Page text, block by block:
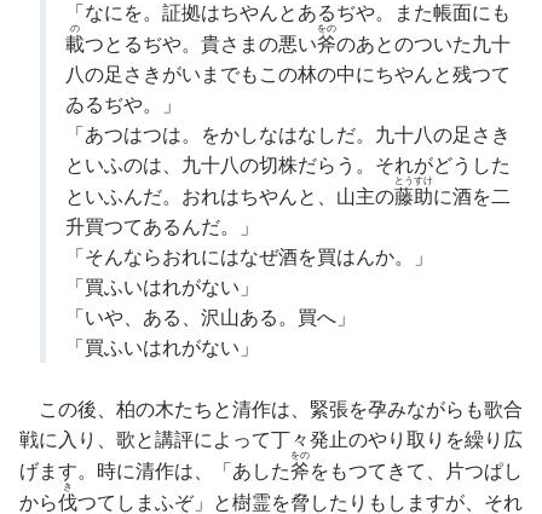
「なにを。証拠はちやんとあるぢや。また帳面にも
載
の
つとるぢや。貴さまの悪い斧
をの
のあとのついた九十
八の足さきがいまでもこの林の中にちやんと残つて
ゐるぢや。」
「あつはつは。をかしなはなしだ。九十八の足さき
といふのは、九十八の切株だらう。それがどうした
といふんだ。おれはちやんと、山主の藤助
とうすけ
に酒を二
升買つてあるんだ。」
「そんならおれにはなぜ酒を買はんか。」
「買ふいはれがない」
「いや、ある、沢山ある。買へ」
「買ふいはれがない」
この後、柏の木たちと清作は、緊張を孕みながらも歌合
戦に入り、歌と講評によって丁々発止のやり取りを繰り広
げます。時に清作は、「あした斧
をの
をもつてきて、片つぱし
から伐
き
つてしまふぞ」と樹霊を脅したりもしますが、それ